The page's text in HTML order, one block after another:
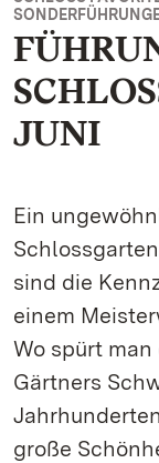
JUNI
Ein
sind die
einem
Wo spürt
Gärtners
große